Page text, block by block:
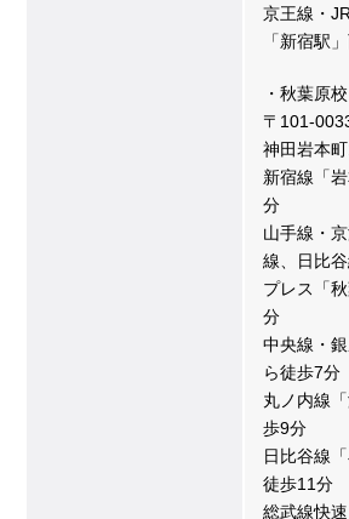
京王線・
「新宿駅
・秋葉原校
〒101-
神田岩本
新宿線「
分
山手線・
線、日比
プレス「
分
中央線・
ら徒歩7分
丸ノ内線
歩9分
日比谷線
徒歩11分
総武線快